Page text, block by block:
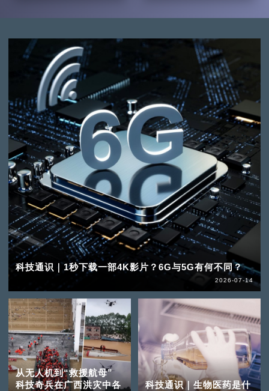
科技通识｜1秒下载一部4K影片？6G与5G有何不同？
2026-07-14
从无人机到“救援航母”
科技奇兵在广西洪灾中各
科技通识｜生物医药是什